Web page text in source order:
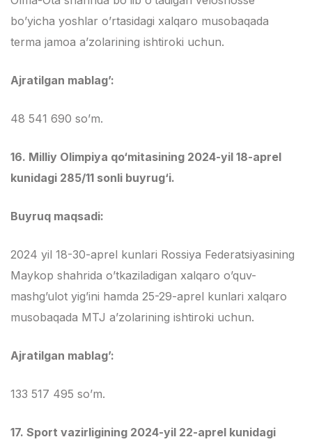
bo’yicha yoshlar o’rtasidagi xalqaro musobaqada
terma jamoa a’zolarining ishtiroki uchun.
Ajratilgan mablag’:
48 541 690 so’m.
16. Milliy Olimpiya qo‘mitasining 2024-yil 18-aprel
kunidagi 285/11 sonli buyrug‘i.
Buyruq maqsadi:
2024 yil 18-30-aprel kunlari Rossiya Federatsiyasining
Maykop shahrida o’tkaziladigan xalqaro o’quv-
mashg’ulot yig’ini hamda 25-29-aprel kunlari xalqaro
musobaqada MTJ a’zolarining ishtiroki uchun.
Ajratilgan mablag’:
133 517 495 so’m.
17. Sport vazirligining 2024-yil 22-aprel kunidagi